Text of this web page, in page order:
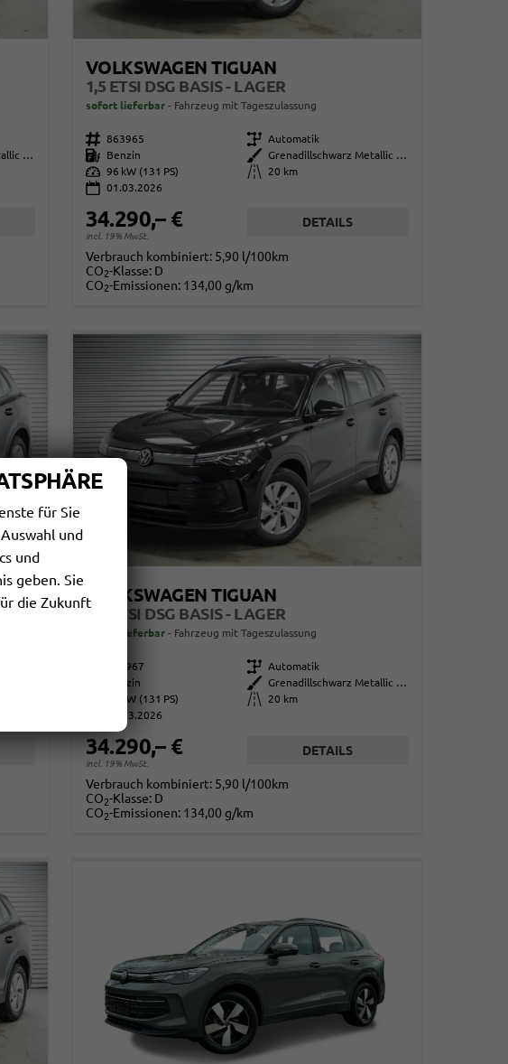
Grenadillschwarz Metallic (0E)
VOLKSWAGEN TIGUAN
1,5 ETSI DSG BASIS - LAGER
sofort lieferbar Fahrzeug mit Tageszulassung
Fahrzeugnr. 863965 Getriebe Automatik
Kraftstoff
Benzin Außenfarbe
Grenadillschwarz Metallic (0E)
Leistung 96 kW (131 PS) Kilometerstand
20 km
01.03.2026
34.290,– €
incl. 19% MwSt.
DETAILS
Verbrauch kombiniert: 5,90 l/100km
CO2-Klasse: D
CO2-Emissionen: 134,00 g/km
VOLKSWAGEN TIGUAN
1,5 ETSI DSG BASIS - LAGER
sofort lieferbar Fahrzeug mit Tageszulassung
863967 Getriebe Automatik
Benzin Außenfarbe
Grenadillschwarz Metallic (0E)
96 kW (131 PS) Kilometerstand
20 km
01.03.2026
34.290,– €
incl. 19% MwSt.
DETAILS
Verbrauch kombiniert: 5,90 l/100km
CO2-Klasse: D
CO2-Emissionen: 134,00 g/km
für Sie
und
und
geben. Sie
die Zukunft